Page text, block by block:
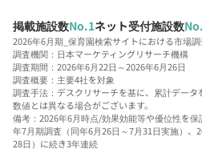
掲載施設数No.1ネット受付施設数
2026年6月期_保育園検索サイトにおける市場
調査機関：日本マーケティングリサーチ機構
調査期間：2026年6月22日～2026年6月26日
調査概要：主要4社を対象
調査手法：デスクリサーチを基に、累計デー
数値とは異なる場合がございます。
備考：2026年6月時点/効果効能等や優位性を
年7月期調査（同年6月26日～7月31日実施）、
28日）に続き3年連続